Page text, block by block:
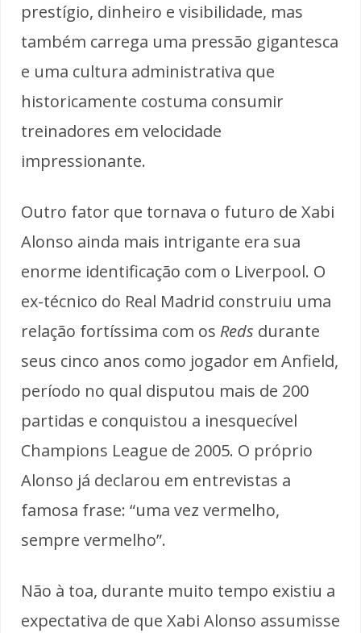
prestígio, dinheiro e visibilidade, mas
também carrega uma pressão gigantesca
e uma cultura administrativa que
historicamente costuma consumir
treinadores em velocidade
impressionante.
Outro fator que tornava o futuro de Xabi
Alonso ainda mais intrigante era sua
enorme identificação com o Liverpool. O
ex-técnico do Real Madrid construiu uma
relação fortíssima com os Reds durante
seus cinco anos como jogador em Anfield,
período no qual disputou mais de 200
partidas e conquistou a inesquecível
Champions League de 2005. O próprio
Alonso já declarou em entrevistas a
famosa frase: “uma vez vermelho,
sempre vermelho”.
Não à toa, durante muito tempo existiu a
expectativa de que Xabi Alonso assumisse